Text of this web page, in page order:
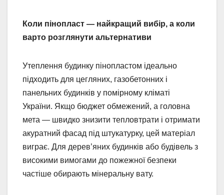
Коли пінопласт — найкращий вибір, а коли
варто розглянути альтернативи
Утеплення будинку пінопластом ідеально
підходить для цегляних, газобетонних і
панельних будинків у помірному кліматі
України. Якщо бюджет обмежений, а головна
мета — швидко знизити тепловтрати і отримати
акуратний фасад під штукатурку, цей матеріал
виграє. Для дерев’яних будинків або будівель з
високими вимогами до пожежної безпеки
частіше обирають мінеральну вату.